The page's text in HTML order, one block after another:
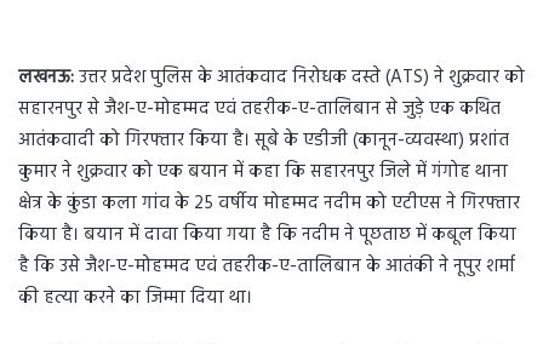
लखनऊ:उत्तर प्रदेश पुलिस के आतंकवाद निरोधक दस्ते (ATS) ने शुक्रवार को
सहारनपुर से जैश-ए-मोहम्मद एवं तहरीक-ए-तालिबान से जुड़े एक कथित
आतंकवादी को गिरफ्तार किया है। सूबे के एडीजी (कानून-व्यवस्था) प्रशांत
कुमार ने शुक्रवार को एक बयान में कहा कि सहारनपुर जिले में गंगोह थाना
क्षेत्र के कुंडा कला गांव के 25 वर्षीय मोहम्मद नदीम को एटीएस ने गिरफ्तार
किया है। बयान में दावा किया गया है कि नदीम ने पूछताछ में कबूल किया
है कि उसे जैश-ए-मोहम्मद एवं तहरीक-ए-तालिबान के आतंकी ने नूपुर शर्मा
की हत्या करने का जिम्मा दिया था।